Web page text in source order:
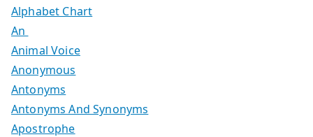
Alphabet Chart
An
Animal Voice
Anonymous
Antonyms
Antonyms And Synonyms
Apostrophe